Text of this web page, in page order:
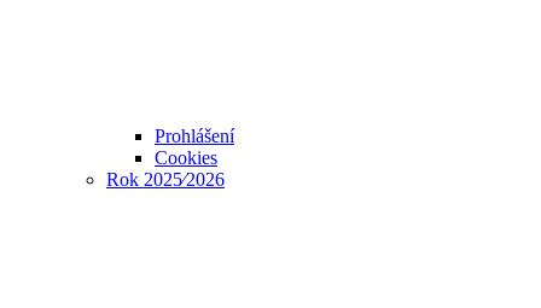
Prohlášení
Cookies
Rok 2025⁄2026